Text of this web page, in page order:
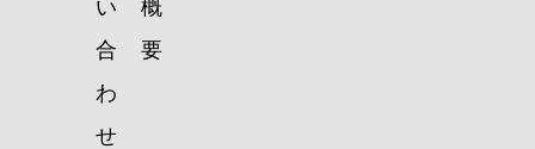
い
合
わ
せ
概
要